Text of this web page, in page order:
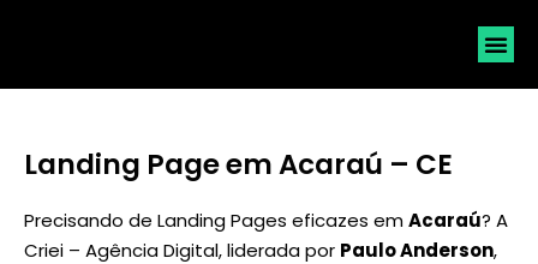
Landing Page em Acaraú – CE
Precisando de Landing Pages eficazes emAcaraú? A
Criei – Agência Digital, liderada por Paulo Anderson,